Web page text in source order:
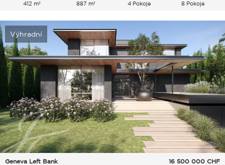
412 m² 887 m² 4 Pokoje 8 Pokoje
Výhradní
Geneva Left Bank
16 500 000 CHF